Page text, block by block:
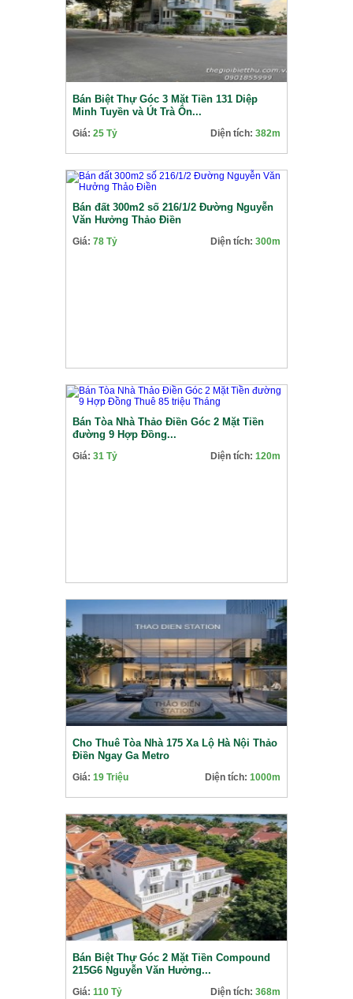
Bán Biệt Thự Góc 3 Mặt Tiền 131 Diệp
Minh Tuyền và Út Trà Ôn...
Giá: 25 Tỷ Diện tích: 382m
Bán đất 300m2 số 216/1/2 Đường Nguyễn
Văn Hưởng Thảo Điền
Giá: 78 Tỷ Diện tích: 300m
Bán Tòa Nhà Thảo Điền Góc 2 Mặt Tiền
đường 9 Hợp Đồng...
Giá: 31 Tỷ Diện tích: 120m
Cho Thuê Tòa Nhà 175 Xa Lộ Hà Nội Thảo
Điền Ngay Ga Metro
Giá: 19 Triệu Diện tích: 1000m
Bán Biệt Thự Góc 2 Mặt Tiền Compound
215G6 Nguyễn Văn Hưởng...
Giá: 110 Tỷ Diện tích: 368m